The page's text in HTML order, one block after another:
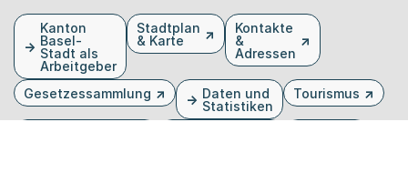
FusszeileKanton
Basel-
Stadt als
Arbeitgeber
Stadtplan
& Karte
Kontakte
&
Adressen
Gesetzessammlung
Daten und
Statistiken
Tourismus